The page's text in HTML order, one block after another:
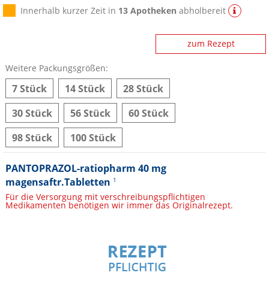
Innerhalb kurzer Zeit in 13 Apotheken abholbereit
zum Rezept
Weitere Packungsgrößen:
7 Stück 14 Stück
28 Stück
30 Stück
56 Stück
60 Stück
98 Stück
100 Stück
PANTOPRAZOL-ratiopharm 40 mg
magensaftr.Tabletten 1
Für die Versorgung mit verschreibungspflichtigen
Medikamenten benötigen wir immer das Originalrezept.